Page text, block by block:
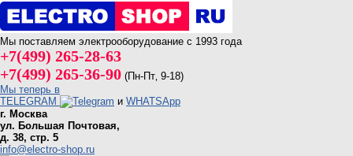
Мы поставляем электрооборудование с 1993 года
+7(499) 265-28-63
+7(499) 265-36-90 (Пн-Пт‚ 9-18)
Мы теперь в
TELEGRAM
и WHATSApp
г. Москва
ул. Большая Почтовая,
д. 38, стр. 5
info@electro-shop.ru